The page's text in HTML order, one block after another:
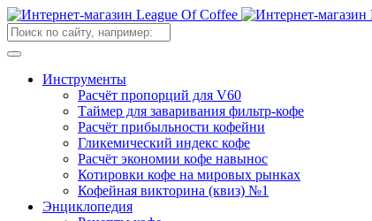
Инструменты
Расчёт пропорций для V60
Таймер для заваривания фильтр-кофе
Расчёт прибыльности кофейни
Гликемический индекс кофе
Расчёт экономии кофе навынос
Котировки кофе на мировых рынках
Кофейная викторина (квиз) №1
Энциклопедия